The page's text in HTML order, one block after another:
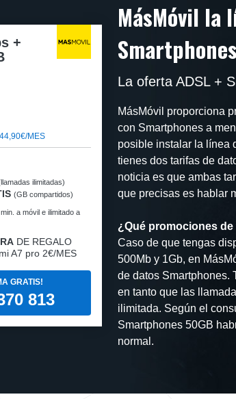
+
MES
ilimitadas)
(GB compartidos)
a móvil e ilimitado a
DE REGALO
A7 pro 2€/MES
GRATIS!
813
MásMóvil la
Smartphones
La oferta ADSL +
MásMóvil proporciona
con Smartphones a
posible instalar la línea
tienes dos tarifas de
noticia es que ambas
que precisas es hablar
¿Qué promociones
Caso de que tengas
500Mb y 1Gb, en
de datos Smartphones.
en tanto que las
ilimitada. Según el
Smartphones 50GB
normal.